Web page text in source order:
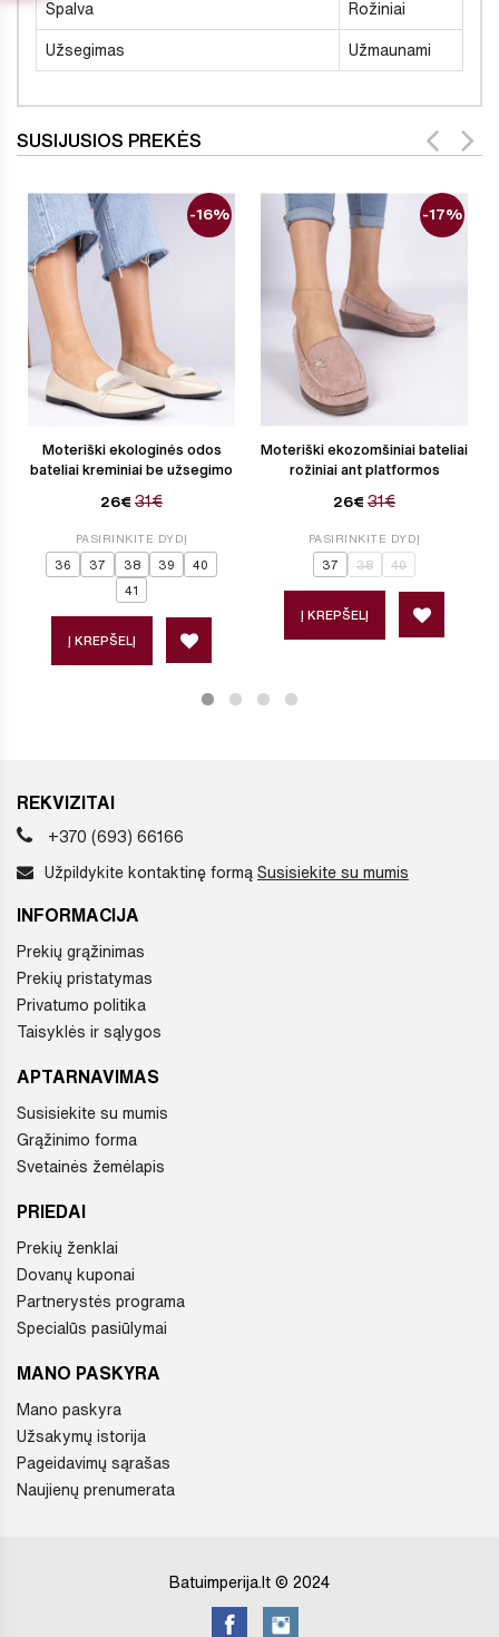
Spalva Rožiniai
Užsegimas Užmaunami
SUSIJUSIOS PREKĖS
Moteriški ekologinės odos
bateliai kreminiai be užsegimo
26€ 31€
-16%
PASIRINKITE DYDĮ
36 37 38 39 40
41
Į KREPŠELĮ
Moteriški ekozomšiniai bateliai
rožiniai ant platformos
26€ 31€
-17%
PASIRINKITE DYDĮ
37 38 40
Į KREPŠELĮ
REKVIZITAI
+370 (693) 66166
Užpildykite kontaktinę formą Susisiekite su mumis
INFORMACIJA
Prekių grąžinimas
Prekių pristatymas
Privatumo politika
Taisyklės ir sąlygos
APTARNAVIMAS
Susisiekite su mumis
Grąžinimo forma
Svetainės žemėlapis
PRIEDAI
Prekių ženklai
Dovanų kuponai
Partnerystės programa
Specialūs pasiūlymai
MANO PASKYRA
Mano paskyra
Užsakymų istorija
Pageidavimų sąrašas
Naujienų prenumerata
Batuimperija.lt © 2024